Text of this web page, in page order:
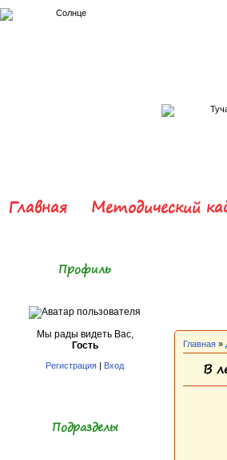
Главная Методический
Профиль
Мы рады видеть Вас,
Гость
Регистрация | Вход
Подразделы
Главная »
В